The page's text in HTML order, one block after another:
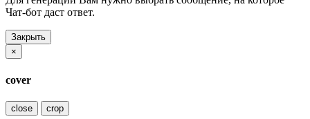
Чат-бот даст ответ.
Закрыть
×
cover
close crop